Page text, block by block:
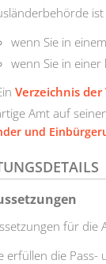
ist
wenn Sie in
wenn Sie in einer
Verzeichnis
Amt auf
und
für die
erfüllen die Pass-